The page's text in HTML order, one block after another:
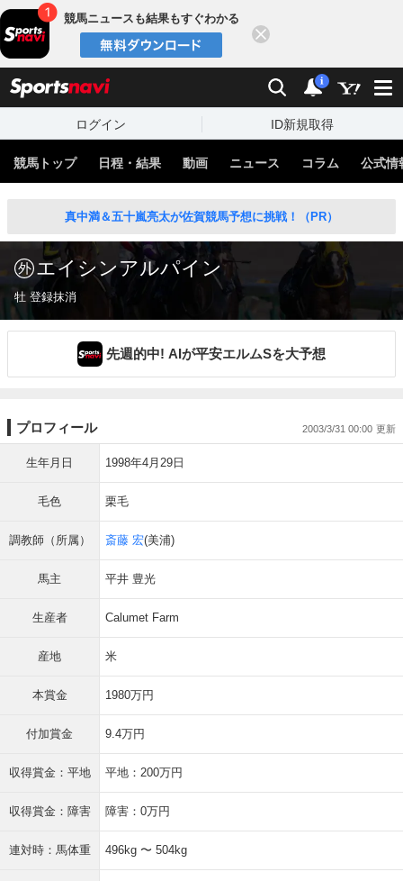
競馬ニュースも結果もすぐわかる
検索 通知
i
ログイン ID新規取得
競馬トップ 日程・結果 動画 ニュース コラム 公式情
真中満＆五十嵐亮太が佐賀競馬予想に挑戦！（PR）
エイシンアルパイン
牡 登録抹消
先週的中! AIが平安エルムSを大予想
プロフィール 2003/3/31 00:00
生年月日 1998年4月29日
毛色 栗毛
調教師（所属） 斎藤 宏(美浦)
馬主 平井 豊光
生産者 Calumet Farm
産地 米
本賞金 1980万円
付加賞金 9.4万円
収得賞金：平地 平地：200万円
収得賞金：障害 障害：0万円
連対時：馬体重 496kg 〜 504kg